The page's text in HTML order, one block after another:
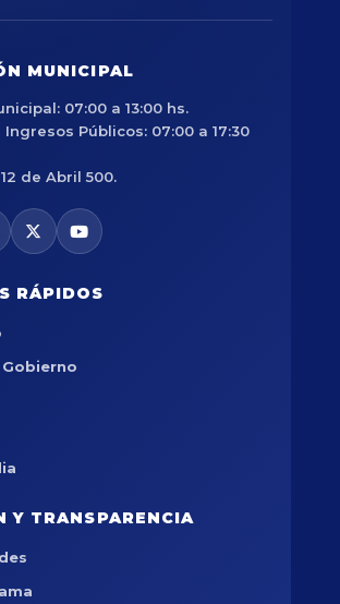
MUNICIPAL
07:00 a 13:00 hs.
Públicos: 07:00 a 17:30
de Abril 500.
RÁPIDOS
Y TRANSPARENCIA